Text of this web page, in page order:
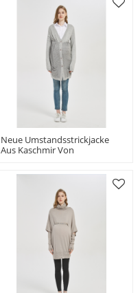
Neue Umstandsstrickjacke
Aus Kaschmir Von